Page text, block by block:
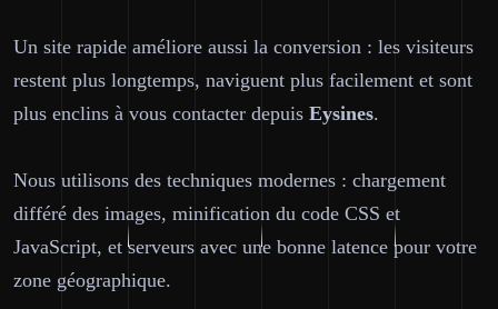
Un site rapide améliore aussi la conversion : les visiteurs
restent plus longtemps, naviguent plus facilement et sont
plus enclins à vous contacter depuis Eysines.
Nous utilisons des techniques modernes : chargement
différé des images, minification du code CSS et
JavaScript, et serveurs avec une bonne latence pour votre
zone géographique.